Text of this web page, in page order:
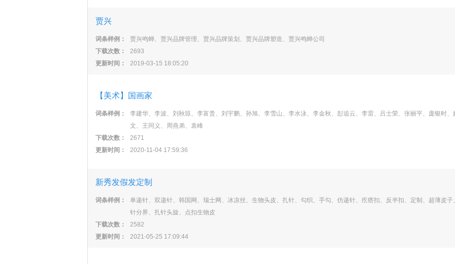
贾兴
词条样例：
贾兴鸣蝉、贾兴品牌管理、贾兴品牌策划、贾兴品牌塑造、贾兴鸣蝉公司
下载次数：
2693
更新时间：
2019-03-15 18:05:20
【美术】国画家
词条样例：
李建华、李波、刘秋琼、李富贵、刘宇鹏、孙旭、李雪山、李水泳、李金秋、彭追云、李雷、吕士荣、张丽平、庞银时、
文、王同义、周燕弟、袁峰
下载次数：
2671
更新时间：
2020-11-04 17:59:36
新秀发假发定制
词条样例：
单递针、双递针、韩国网、瑞士网、冰凉丝、生物头皮、扎针、勾织、手勾、仿递针、疙瘩扣、反半扣、定制、超薄皮子
针分界、扎针头旋、点扣生物皮
下载次数：
2582
更新时间：
2021-05-25 17:09:44